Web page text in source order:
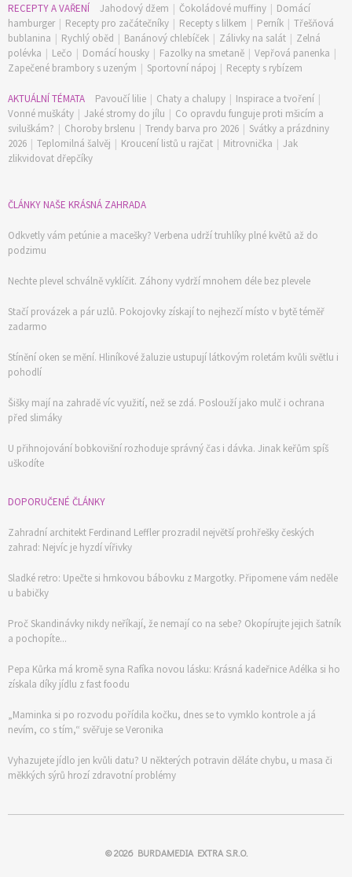
65 Kč
Objednat >
Naše krásná zahrada Speciál
Objednat >
RECEPTY A VAŘENÍ Jahodový džem | Čokoládové muffiny | Domácí
hamburger | Recepty pro začátečníky | Recepty s lilkem | Perník | Třešňová
bublanina | Rychlý oběd | Banánový chlebíček | Zálivky na salát | Zelná
polévka | Lečo | Domácí housky | Fazolky na smetaně | Vepřová panenka |
Zapečené brambory s uzeným | Sportovní nápoj | Recepty s rybízem
AKTUÁLNÍ TÉMATA Pavoučí lilie | Chaty a chalupy | Inspirace a tvoření |
Vonné muškáty | Jaké stromy do jílu | Co opravdu funguje proti mšicím a
sviluškám? | Choroby brslenu | Trendy barva pro 2026 | Svátky a prázdniny
2026 | Teplomilná šalvěj | Kroucení listů u rajčat | Mitrovnička | Jak
zlikvidovat dřepčíky
ČLÁNKY NAŠE KRÁSNÁ ZAHRADA
Odkvetly vám petúnie a macešky? Verbena udrží truhlíky plné květů až do
podzimu
Nechte plevel schválně vyklíčit. Záhony vydrží mnohem déle bez plevele
Stačí provázek a pár uzlů. Pokojovky získají to nejhezčí místo v bytě téměř
zadarmo
Stínění oken se mění. Hliníkové žaluzie ustupují látkovým roletám kvůli světlu i
pohodlí
Šišky mají na zahradě víc využití, než se zdá. Poslouží jako mulč i ochrana
před slimáky
U přihnojování bobkovišní rozhoduje správný čas i dávka. Jinak keřům spíš
uškodíte
DOPORUČENÉ ČLÁNKY
Zahradní architekt Ferdinand Leffler prozradil největší prohřešky českých
zahrad: Nejvíc je hyzdí vířivky
Sladké retro: Upečte si hrnkovou bábovku z Margotky. Připomene vám neděle
u babičky
Proč Skandinávky nikdy neříkají, že nemají co na sebe? Okopírujte jejich šatník
a pochopíte...
Pepa Kůrka má kromě syna Rafíka novou lásku: Krásná kadeřnice Adélka si ho
získala díky jídlu z fast foodu
„Maminka si po rozvodu pořídila kočku, dnes se to vymklo kontrole a já
nevím, co s tím,“ svěřuje se Veronika
Vyhazujete jídlo jen kvůli datu? U některých potravin děláte chybu, u masa či
měkkých sýrů hrozí zdravotní problémy
© 2026 BURDAMEDIA EXTRA S.R.O.